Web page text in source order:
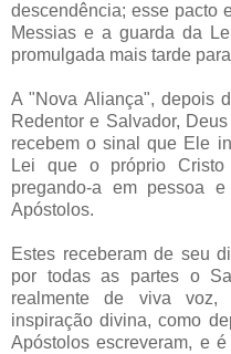
descendência; esse pacto
Messias e a guarda da
promulgada mais tarde
A "Nova Aliança", depois
Redentor e Salvador,
recebem o sinal que Ele
Lei que o próprio Cristo
pregando-a em pessoa
Apóstolos.
Estes receberam de seu
por todas as partes o
realmente de viva
inspiração divina, como
Apóstolos escreveram, e